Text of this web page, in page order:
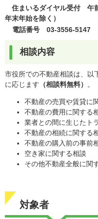
住まいるダイヤル受付 午
年末年始を除く）​
電話番号 03-3556-5147
相談内容
市役所での不動産相談は、以
に応じます （相談料無料） 。
不動産の売買や賃貸に
不動産の費用に関する
業者との間に生じたト
不動産の相続に関する
不動産の購入前の事前
空き家に関する相談
その他不動産全般に関
対象者